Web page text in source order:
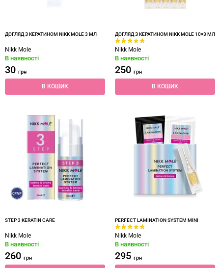
ДОГЛЯД З КЕРАТИНОМ NIKK MOLE 3 МЛ
Nikk Mole
В наявності
30 грн
В КОШИК
ДОГЛЯД З КЕРАТИНОМ NIKK MOLE 10×3 МЛ
Nikk Mole
В наявності
250 грн
В КОШИК
STEP 3 KERATIN CARE
Nikk Mole
В наявності
260 грн
PERFECT LAMINATION SYSTEM МINI
Nikk Mole
В наявності
295 грн